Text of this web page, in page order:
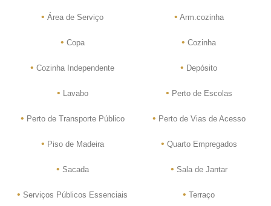
• Área de Serviço • Arm.cozinha
• Copa • Cozinha
• Cozinha Independente • Depósito
• Lavabo • Perto de Escolas
• Perto de Transporte Público • Perto de Vias de Acesso
• Piso de Madeira • Quarto Empregados
• Sacada • Sala de Jantar
• Serviços Públicos Essenciais • Terraço